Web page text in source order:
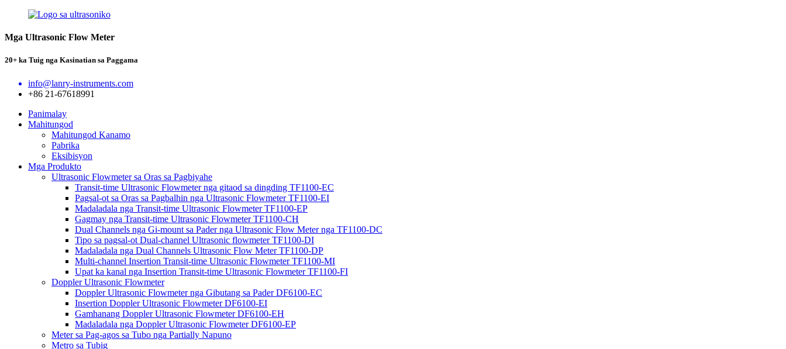
Mga Ultrasonic Flow Meter
20+ ka Tuig nga Kasinatian sa Paggama
info@lanry-instruments.com
+86 21-67618991
Panimalay
Mahitungod
Mahitungod Kanamo
Pabrika
Eksibisyon
Mga Produkto
Ultrasonic Flowmeter sa Oras sa Pagbiyahe
Transit-time Ultrasonic Flowmeter nga gitaod sa dingding TF1100-EC
Pagsal-ot sa Oras sa Pagbalhin nga Ultrasonic Flowmeter TF1100-EI
Madaladala nga Transit-time Ultrasonic Flowmeter TF1100-EP
Gagmay nga Transit-time Ultrasonic Flowmeter TF1100-CH
Dual Channels nga Gi-mount sa Pader nga Ultrasonic Flow Meter nga TF1100-DC
Tipo sa pagsal-ot Dual-channel Ultrasonic flowmeter TF1100-DI
Madaladala nga Dual Channels Ultrasonic Flow Meter TF1100-DP
Multi-channel Insertion Transit-time Ultrasonic Flowmeter TF1100-MI
Upat ka kanal nga Insertion Transit-time Ultrasonic Flowmeter TF1100-FI
Doppler Ultrasonic Flowmeter
Doppler Ultrasonic Flowmeter nga Gibutang sa Pader DF6100-EC
Insertion Doppler Ultrasonic Flowmeter DF6100-EI
Gamhanang Doppler Ultrasonic Flowmeter DF6100-EH
Madaladala nga Doppler Ultrasonic Flowmeter DF6100-EP
Meter sa Pag-agos sa Tubo nga Partially Napuno
Metro sa Tubig